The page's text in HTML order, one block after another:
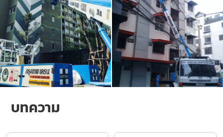
บทความ